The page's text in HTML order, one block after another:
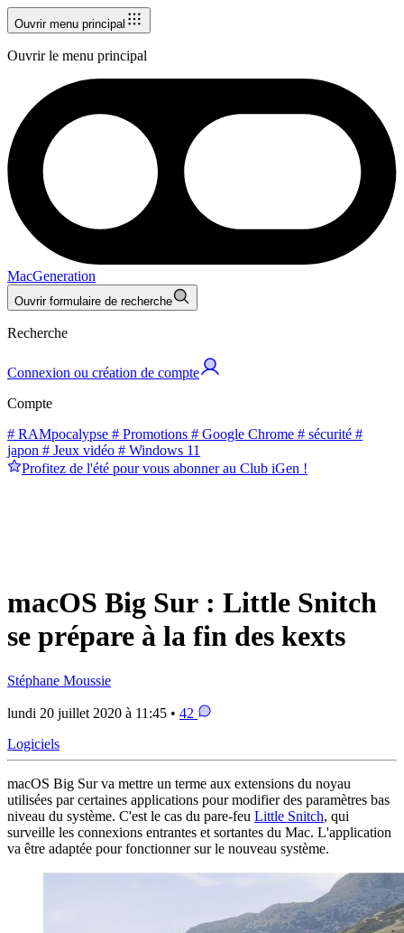
Ouvrir menu principal
Ouvrir le menu principal
MacGeneration
Ouvrir formulaire de recherche
Recherche
Connexion ou création de compte
Compte
# RAMpocalypse # Promotions # Google Chrome # sécurité #
japon # Jeux vidéo # Windows 11
Profitez de l'été pour vous abonner au Club iGen !
macOS Big Sur : Little Snitch
se prépare à la fin des kexts
Stéphane Moussie
lundi 20 juillet 2020 à 11:45 • 42
Logiciels
macOS Big Sur va mettre un terme aux extensions du noyau
utilisées par certaines applications pour modifier des paramètres bas
niveau du système. C'est le cas du pare-feu Little Snitch, qui
surveille les connexions entrantes et sortantes du Mac. L'application
va être adaptée pour fonctionner sur le nouveau système.